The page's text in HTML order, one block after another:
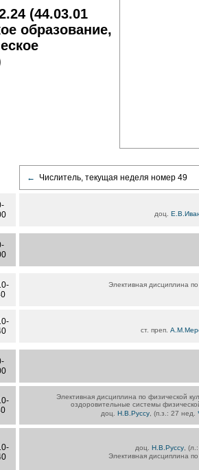
(44.03.01
образование,
← Числитель, текущая неделя номер 49
доц.
Элективная дисциплина
ст. преп.
Элективная дисциплина по физической
оздоровительные системы
доц.Н.В.Руссу , (п.з.: 27 нед.
доц.Н.В.Руссу ,
Элективная дисциплина